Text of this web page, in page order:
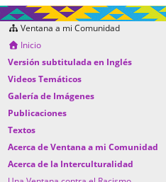
Ventana a mi Comunidad
Inicio
Versión subtitulada en Inglés
Videos Temáticos
Galería de Imágenes
Publicaciones
Textos
Acerca de Ventana a mi Comunidad
Acerca de la Interculturalidad